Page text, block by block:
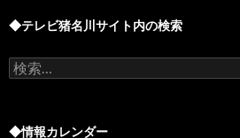
◆テレビ猪名川サイト内の検索
検
索:
◆情報カレンダー